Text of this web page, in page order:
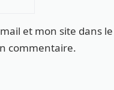
et mon site dans le
commentaire.